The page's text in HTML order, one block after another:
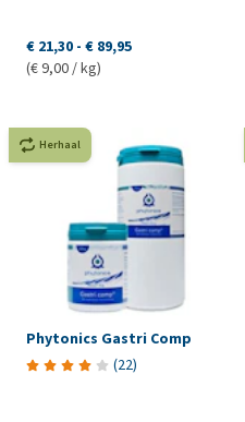
€ 21,30 - € 89,95
(€ 9,00 / kg)
Herhaal
Phytonics Gastri Comp
(22)